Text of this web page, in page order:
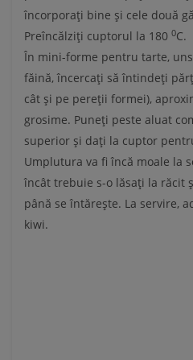
încorporați bine și cele două
Preîncălziți cuptorul la 180 0C.
În mini-forme pentru tarte,
făină, încercați să întindeți
cât și pe pereții formei),
grosime. Puneți peste aluat
superior și dați la cuptor
Umplutura va fi încă moale la
încât trebuie s-o lăsați la răcit
până se întărește. La servire,
kiwi.